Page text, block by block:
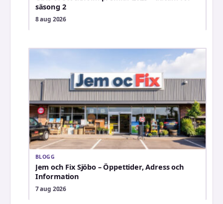
säsong 2
8 aug 2026
BLOGG
Jem och Fix Sjöbo – Öppettider, Adress och
Information
7 aug 2026